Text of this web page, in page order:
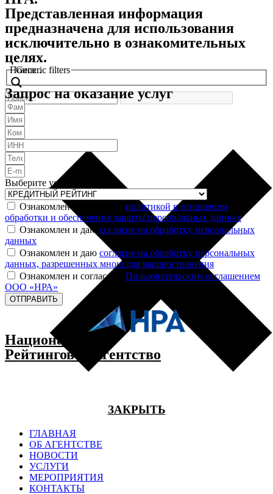
Представленная информация
предназначена для использования
исключительно в ознакомительных
целях.
Поиск..
Generic filters
Запрос на оказание услуг
Выберите услугу
Ознакомлен и согласен с политикой в отношении
обработки и обеспечения защиты персональных данных
Ознакомлен и даю согласие на обработку персональных
данных
Ознакомлен и даю согласие на обработку персональных
данных, разрешенных мною для распространения
Ознакомлен и согласен с Пользовательским соглашением
ООО «НРА»
ОТПРАВИТЬ
Национальное
Рейтинговое Агентство
ЗАКРЫТЬ
ГЛАВНАЯ
ОБ АГЕНТСТВЕ
НОВОСТИ
УСЛУГИ
МЕРОПРИЯТИЯ
КОНТАКТЫ